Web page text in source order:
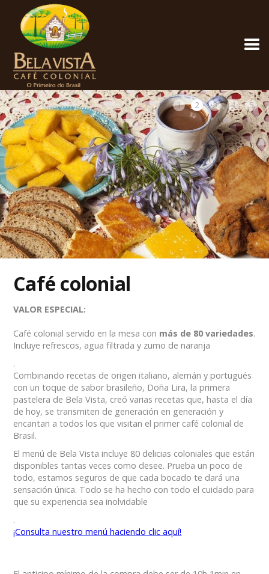
1 2 3 4 5
Café colonial
VALOR ESPECIAL:
Café colonial servido en la mesa con más de 80 variedades.
Incluye refrescos, agua filtrada y zumo de naranja
.
Combinando recetas de origen italiano, alemán y portugués
con un toque de sabor brasileño, Doña Lira, la primera
pastelera de Bela Vista, creó varias recetas que, hasta el día
de hoy, se transmiten de generación en generación y
encantan a todos los que visitan el primer café colonial de
Brasil.
El menú de Bela Vista incluye 80 delicias coloniales que están
disponibles tantas veces como desee. Prueba un poco de
todo, estamos seguros de que cada bocado te dará una
sensación única. Todo se ha hecho con todo el cuidado para
que su experiencia sea inolvidable
.
¡Consulta nuestro menú haciendo clic aquí!